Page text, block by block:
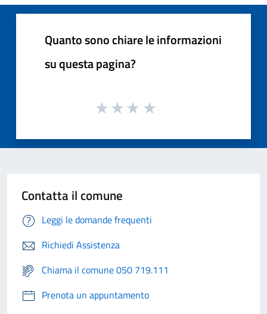
Quanto sono chiare le informazioni
su questa pagina?
Contatta il comune
Leggi le domande frequenti
Richiedi Assistenza
Chiama il comune 050 719.111
Prenota un appuntamento